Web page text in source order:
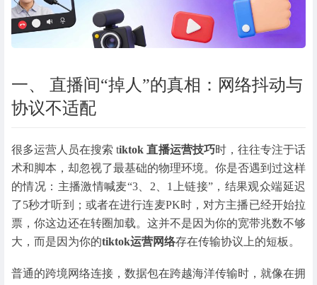
一、 直播间“掉人”的真相：网络抖动与
协议不适配
很多运营人员在搜索tiktok 直播运营技巧时，往往专注于话
术和脚本，却忽视了最基础的物理环境。你是否遇到过这样
的情况：主播激情喊麦“3、2、1上链接”，结果观众端延迟
了5秒才听到；或者在进行连麦PK时，对方主播已经开始拉
票，你这边还在转圈加载。这并不是因为你的宽带兆数不够
大，而是因为你的tiktok运营网络存在传输协议上的短板。
普通的跨境网络连接，数据包在跨越海洋传输时，就像在拥